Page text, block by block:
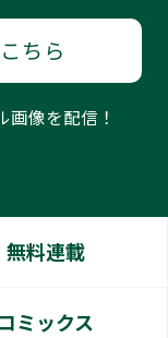
ちら
像を配信！
無料連載
コミックス